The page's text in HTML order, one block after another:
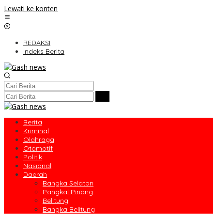
Lewati ke konten
REDAKSI
Indeks Berita
Berita
Kriminal
Olahraga
Otomotif
Politik
Nasional
Daerah
Bangka Selatan
Pangkal Pinang
Belitung
Bangka Belitung